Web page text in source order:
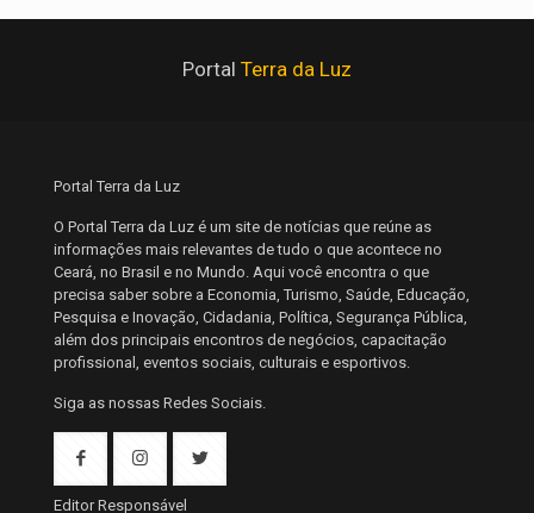
Portal Terra da Luz
Portal Terra da Luz
O Portal Terra da Luz é um site de notícias que reúne as
informações mais relevantes de tudo o que acontece no
Ceará, no Brasil e no Mundo. Aqui você encontra o que
precisa saber sobre a Economia, Turismo, Saúde, Educação,
Pesquisa e Inovação, Cidadania, Política, Segurança Pública,
além dos principais encontros de negócios, capacitação
profissional, eventos sociais, culturais e esportivos.
Siga as nossas Redes Sociais.
Editor Responsável